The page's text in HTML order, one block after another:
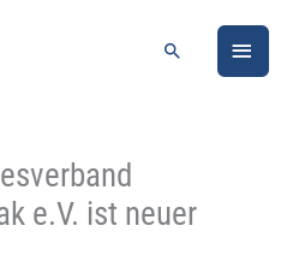
Suchen
e.V. ist neuer